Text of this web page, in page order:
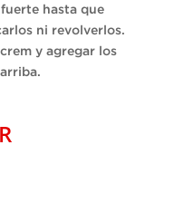
hasta que
ni revolverlos.
y agregar los